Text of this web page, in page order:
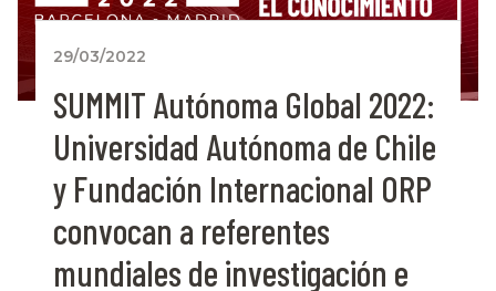
29/03/2022
SUMMIT Autónoma Global 2022:
Universidad Autónoma de Chile
y Fundación Internacional ORP
convocan a referentes
mundiales de investigación e